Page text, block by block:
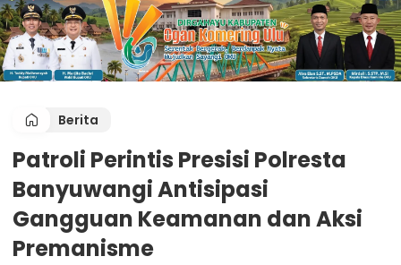
Berita
Patroli Perintis Presisi Polresta
Banyuwangi Antisipasi
Gangguan Keamanan dan Aksi
Premanisme